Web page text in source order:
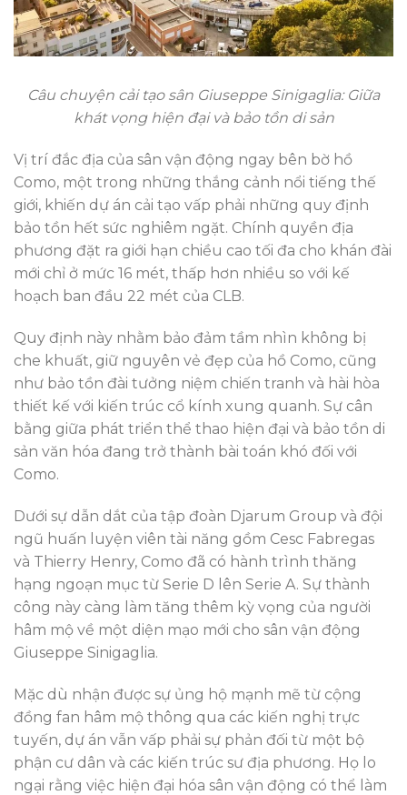
Câu chuyện cải tạo sân Giuseppe Sinigaglia: Giữa
khát vọng hiện đại và bảo tồn di sản
Vị trí đắc địa của sân vận động ngay bên bờ hồ
Como, một trong những thắng cảnh nổi tiếng thế
giới, khiến dự án cải tạo vấp phải những quy định
bảo tồn hết sức nghiêm ngặt. Chính quyền địa
phương đặt ra giới hạn chiều cao tối đa cho khán đài
mới chỉ ở mức 16 mét, thấp hơn nhiều so với kế
hoạch ban đầu 22 mét của CLB.
Quy định này nhằm bảo đảm tầm nhìn không bị
che khuất, giữ nguyên vẻ đẹp của hồ Como, cũng
như bảo tồn đài tưởng niệm chiến tranh và hài hòa
thiết kế với kiến trúc cổ kính xung quanh. Sự cân
bằng giữa phát triển thể thao hiện đại và bảo tồn di
sản văn hóa đang trở thành bài toán khó đối với
Como.
Dưới sự dẫn dắt của tập đoàn Djarum Group và đội
ngũ huấn luyện viên tài năng gồm Cesc Fabregas
và Thierry Henry, Como đã có hành trình thăng
hạng ngoạn mục từ Serie D lên Serie A. Sự thành
công này càng làm tăng thêm kỳ vọng của người
hâm mộ về một diện mạo mới cho sân vận động
Giuseppe Sinigaglia.
Mặc dù nhận được sự ủng hộ mạnh mẽ từ cộng
đồng fan hâm mộ thông qua các kiến nghị trực
tuyến, dự án vẫn vấp phải sự phản đối từ một bộ
phận cư dân và các kiến trúc sư địa phương. Họ lo
ngại rằng việc hiện đại hóa sân vận động có thể làm